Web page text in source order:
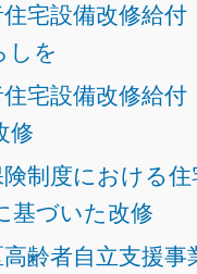
宅設備改修給
しを
宅設備改修給付
修
制度における
基づいた改修
齢者自立支援事